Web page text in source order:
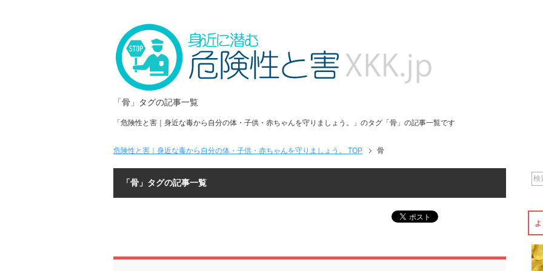
「骨」タグの記事一覧
「危険性と害｜身近な毒から自分の体・子供・赤ちゃんを守りましょう。」のタグ「骨」の記事一覧です
危険性と害｜身近な毒から自分の体・子供・赤ちゃんを守りましょう。 TOP 骨
「骨」タグの記事一覧